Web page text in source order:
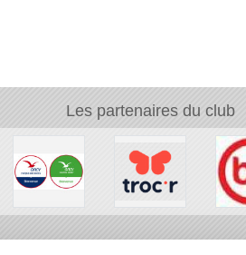
Les partenaires du club